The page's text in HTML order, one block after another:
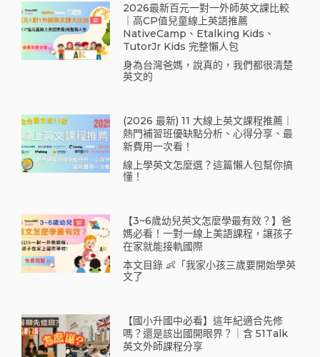
2026最新百元一對一外師英文課比較
｜高CP值兒童線上英語推薦
NativeCamp、Etalking Kids、
TutorJr Kids 完整懶人包
身為台灣爸媽，說真的，我們都很清楚
英文的
(2026 最新) 11 大線上英文課程推薦｜
熱門補習班優缺點分析、心得分享、最
新費用一次看！
線上學英文怎麼選？這篇懶人包幫你搞
懂！
【3~6歲幼兒英文怎麼學最有效？】爸
媽必看！一對一線上美語課程，讓孩子
在家就能接軌國際
本文目錄 👶「我家小孩三歲要開始學英
文了
【國小升國中必看】這年紀適合先修
嗎？還是該出國開眼界？｜含 51Talk
英文外師課程分享